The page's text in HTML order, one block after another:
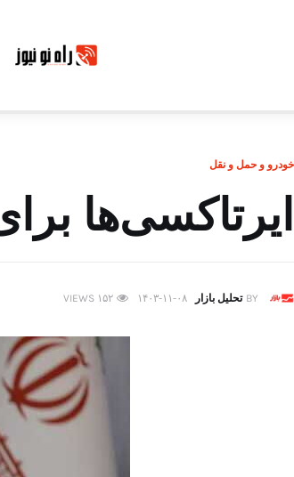
خودرو و حمل و نقل
ایرتاکسی‌ها
BY تحلیل بازار ۱۴۰۳-۱۱-۰۸ ۱۵۲ VIEWS